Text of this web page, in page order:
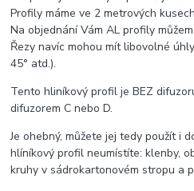
Profily máme ve 2 metrových
Na objednání Vám AL profily
Řezy navíc mohou mít libovolné
45° atd.).
Tento hliníkový profil je BEZ
difuzorem C nebo D.
Je ohebný, můžete jej tedy použít i
hlíníkový profil neumístíte: klenby,
kruhy v sádrokartonovém stropu a